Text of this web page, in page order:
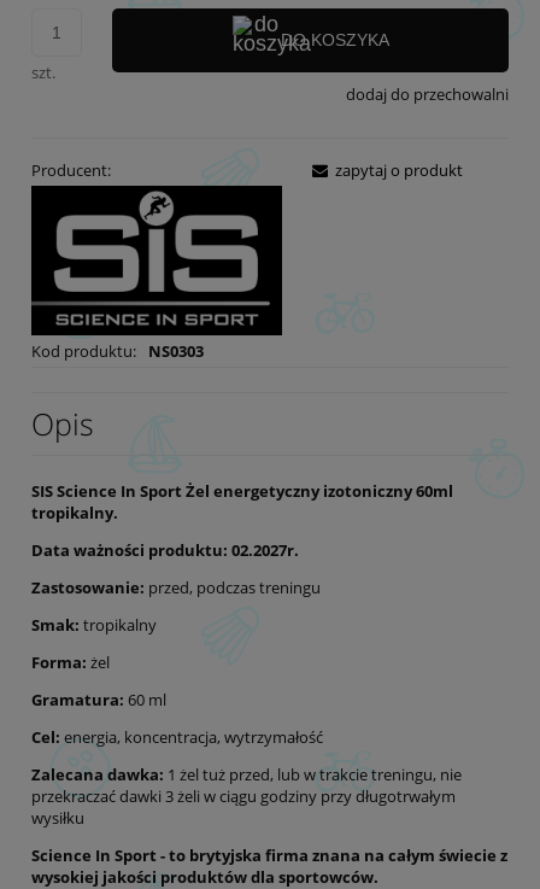
szt.
DO KOSZYKA
dodaj do przechowalni
Producent:
Kod produktu: NS0303
zapytaj o produkt
Opis
SIS Science In Sport Żel energetyczny izotoniczny 60ml
tropikalny.
Data ważności produktu: 02.2027r.
Zastosowanie: przed, podczas treningu
Smak: tropikalny
Forma: żel
Gramatura: 60 ml
Cel: energia, koncentracja, wytrzymałość
Zalecana dawka: 1 żel tuż przed, lub w trakcie treningu, nie
przekraczać dawki 3 żeli w ciągu godziny przy długotrwałym
wysiłku
Science In Sport - to brytyjska firma znana na całym świecie z
wysokiej jakości produktów dla sportowców.